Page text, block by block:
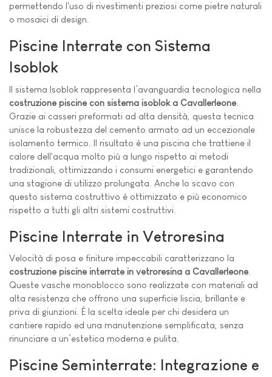
permettendo l'uso di rivestimenti preziosi come pietre naturali
o mosaici di design.
Piscine Interrate con Sistema
Isoblok
Il sistema Isoblok rappresenta l’avanguardia tecnologica nella
costruzione piscine con sistema isoblok a Cavallerleone
Grazie ai casseri preformati ad alta densità, questa tecnica
unisce la robustezza del cemento armato ad un eccezionale
isolamento termico. Il risultato è una piscina che trattiene il
calore dell'acqua molto più a lungo rispetto ai metodi
tradizionali, ottimizzando i consumi energetici e garantendo
una stagione di utilizzo prolungata. Anche lo scavo con
questo sistema costruttivo è ottimizzato e più economico
rispetto a tutti gli altri sistemi costruttivi.
Piscine Interrate in Vetroresina
Velocità di posa e finiture impeccabili caratterizzano la
costruzione piscine interrate in vetroresina a Cavallerleone.
Queste vasche monoblocco sono realizzate con materiali ad
alta resistenza che offrono una superficie liscia, brillante e
priva di giunzioni. È la scelta ideale per chi desidera un
cantiere rapido ed una manutenzione semplificata, senza
rinunciare a un’estetica moderna e pulita.
Piscine Seminterrate: Integrazione e